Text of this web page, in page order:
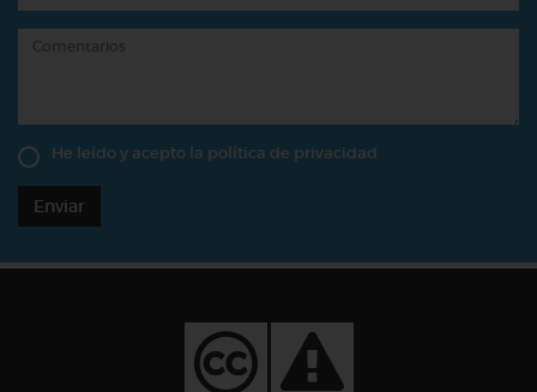
He leído y acepto la política de privacidad
Enviar